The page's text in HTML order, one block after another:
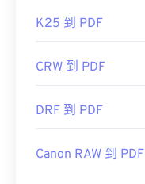
K25 到 PDF
CRW 到 PDF
DRF 到 PDF
Canon RAW 到 PDF